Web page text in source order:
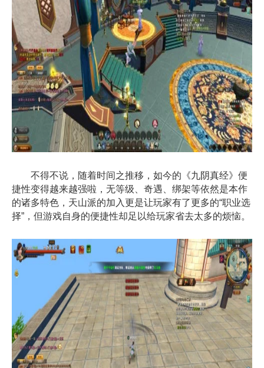
不得不说，随着时间之推移，如今的《九阴真经》便
捷性变得越来越强啦，无等级、奇遇、绑架等依然是本作
的诸多特色，天山派的加入更是让玩家有了更多的“职业选
择”，但游戏自身的便捷性却足以给玩家省去太多的烦恼。